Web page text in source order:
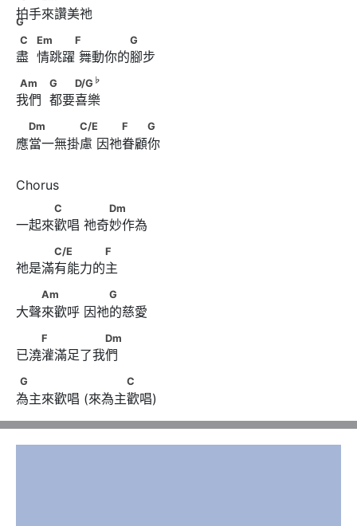
G
拍手來讚美祂
C　            Em　　　F      　　　　G
C Em F G
盡  情跳躍 舞動你的腳步
Am　　            G　　D/G
Am G D/G ♭
我們  都要喜樂
Dm　　　　C/E　      　　F　　G
Dm C/E F G
應當一無掛慮 因祂眷顧你
C　　      　　Dm
C Dm
一起來歡唱 祂奇妙作為
C/E　　　　F
C/E F
祂是滿有能力的主
Am　　　      　　G
Am G
大聲來歡呼 因祂的慈愛
F　　　　　Dm
F Dm
已澆灌滿足了我們
G　　　　　       　　　C
G C
為主來歡唱 (來為主歡唱)